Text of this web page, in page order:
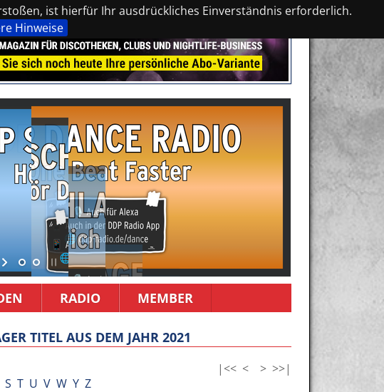
ist hierfür Ihr ausdrückliches Einverständnis erforderlich.
Hinweise
RADIO MEMBER
TITEL AUS DEM JAHR 2021
|<< < > >>|
S T U V W Y Z